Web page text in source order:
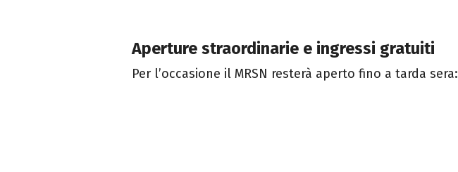
Aperture straordinarie e ingressi gratuiti
Per l’occasione il MRSN resterà aperto fino a tarda sera: